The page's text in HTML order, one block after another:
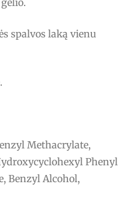
spalvos laką vienu
Methacrylate,
Phenyl
Benzyl Alcohol,